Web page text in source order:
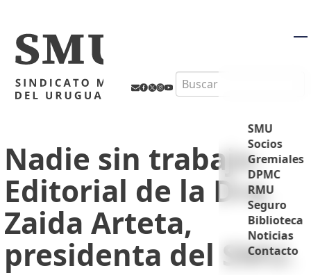
Search
SMU
Socios
Gremiales
DPMC
RMU
Seguro
Biblioteca
Noticias
Contacto
Nadie sin trabajo.
Editorial de la Dra.
Zaida Arteta,
presidenta del SMU.